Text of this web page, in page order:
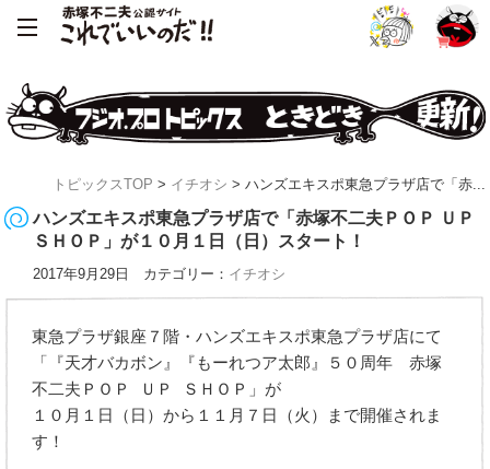
トピックスTOP > イチオシ > ハンズエキスポ東急プラザ店で「赤...
ハンズエキスポ東急プラザ店で「赤塚不二夫ＰＯＰ ＵＰ
ＳＨＯＰ」が１０月１日（日）スタート！
2017年9月29日 カテゴリー： イチオシ
東急プラザ銀座７階・ハンズエキスポ東急プラザ店にて
「『天才バカボン』『もーれつア太郎』５０周年 赤塚
不二夫ＰＯＰ ＵＰ ＳＨＯＰ」が
１０月１日（日）から１１月７日（火）まで開催されま
す！